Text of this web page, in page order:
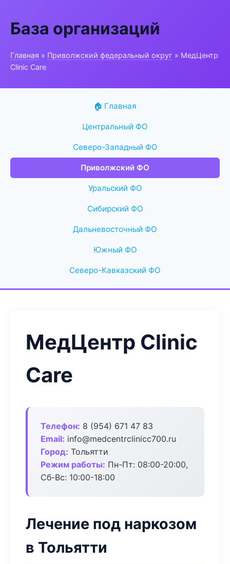
База организаций
Главная » Приволжский федеральный округ » МедЦентр
Clinic Care
🏠 Главная
Центральный ФО
Северо-Западный ФО
Приволжский ФО
Уральский ФО
Сибирский ФО
Дальневосточный ФО
Южный ФО
Северо-Кавказский ФО
МедЦентр Clinic
Care
Телефон: 8 (954) 671 47 83
Email: info@medcentrclinicc700.ru
Город: Тольятти
Режим работы: Пн-Пт: 08:00-20:00,
Сб-Вс: 10:00-18:00
Лечение под наркозом
в Тольятти